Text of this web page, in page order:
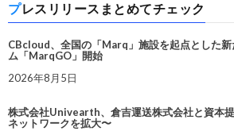
プレスリリースまとめてチェック
CBcloud、全国の「Marq」施設を起点とした
ム「MarqGO」開始
2026年8月5日
株式会社Univearth、倉吉運送株式会社と資本
ネットワークを拡大〜